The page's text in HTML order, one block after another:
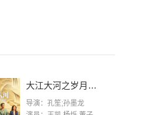
大江大河之岁月如歌
导演：孔笙;孙墨龙